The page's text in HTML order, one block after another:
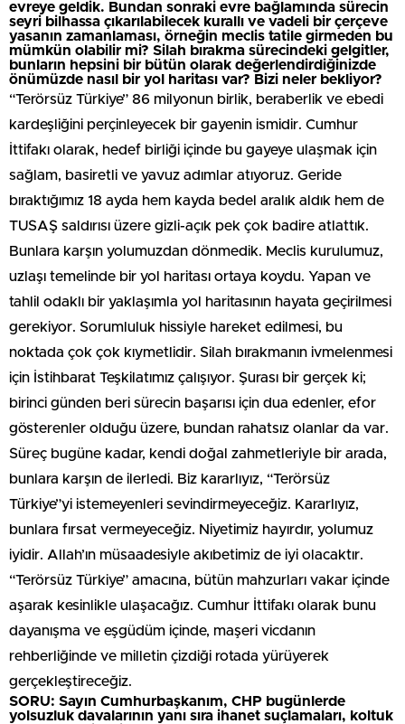
evreye geldik. Bundan sonraki evre bağlamında sürecin
seyri bilhassa çıkarılabilecek kurallı ve vadeli bir çerçeve
yasanın zamanlaması, örneğin meclis tatile girmeden bu
mümkün olabilir mi? Silah bırakma sürecindeki gelgitler,
bunların hepsini bir bütün olarak değerlendirdiğinizde
önümüzde nasıl bir yol haritası var? Bizi neler bekliyor?
“Terörsüz Türkiye” 86 milyonun birlik, beraberlik ve ebedi
kardeşliğini perçinleyecek bir gayenin ismidir. Cumhur
İttifakı olarak, hedef birliği içinde bu gayeye ulaşmak için
sağlam, basiretli ve yavuz adımlar atıyoruz. Geride
bıraktığımız 18 ayda hem kayda bedel aralık aldık hem de
TUSAŞ saldırısı üzere gizli-açık pek çok badire atlattık.
Bunlara karşın yolumuzdan dönmedik. Meclis kurulumuz,
uzlaşı temelinde bir yol haritası ortaya koydu. Yapan ve
tahlil odaklı bir yaklaşımla yol haritasının hayata geçirilmesi
gerekiyor. Sorumluluk hissiyle hareket edilmesi, bu
noktada çok çok kıymetlidir. Silah bırakmanın ivmelenmesi
için İstihbarat Teşkilatımız çalışıyor. Şurası bir gerçek ki;
birinci günden beri sürecin başarısı için dua edenler, efor
gösterenler olduğu üzere, bundan rahatsız olanlar da var.
Süreç bugüne kadar, kendi doğal zahmetleriyle bir arada,
bunlara karşın de ilerledi. Biz kararlıyız, “Terörsüz
Türkiye”yi istemeyenleri sevindirmeyeceğiz. Kararlıyız,
bunlara fırsat vermeyeceğiz. Niyetimiz hayırdır, yolumuz
iyidir. Allah’ın müsaadesiyle akıbetimiz de iyi olacaktır.
“Terörsüz Türkiye” amacına, bütün mahzurları vakar içinde
aşarak kesinlikle ulaşacağız. Cumhur İttifakı olarak bunu
dayanışma ve eşgüdüm içinde, maşeri vicdanın
rehberliğinde ve milletin çizdiği rotada yürüyerek
gerçekleştireceğiz.
SORU: Sayın Cumhurbaşkanım, CHP bugünlerde
yolsuzluk davalarının yanı sıra ihanet suçlamaları, koltuk